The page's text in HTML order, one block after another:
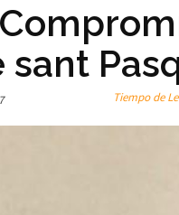
Tiempo de